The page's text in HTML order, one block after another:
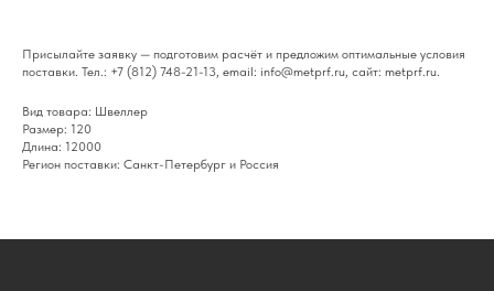
Присылайте заявку — подготовим расчёт и предложим оптимальные условия
поставки. Тел.: +7 (812) 748-21-13, email: info@metprf.ru, сайт: metprf.ru.
Вид товара: Швеллер
Размер: 120
Длина: 12000
Регион поставки: Санкт-Петербург и Россия